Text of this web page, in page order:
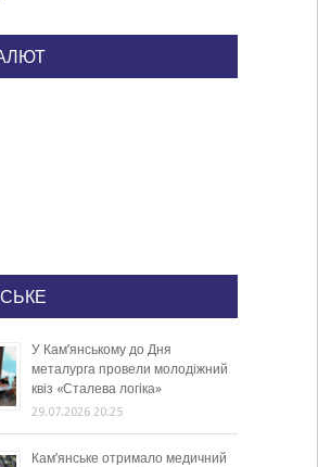
У Кам’янському до Дня
металурга провели молодіжний
квіз «Сталева логіка»
29.07.2026 20:25
Кам’янське отримало медичний